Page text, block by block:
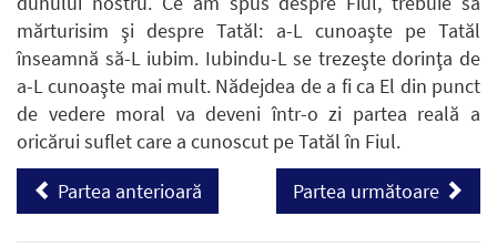
mărturisim şi despre Tatăl: a-L cunoaşte pe Tatăl
înseamnă să-L iubim. Iubindu-L se trezeşte dorinţa de
a-L cunoaşte mai mult. Nădejdea de a fi ca El din punct
de vedere moral va deveni într-o zi partea reală a
oricărui suflet care a cunoscut pe Tatăl în Fiul.
Partea anterioară
Partea următoare